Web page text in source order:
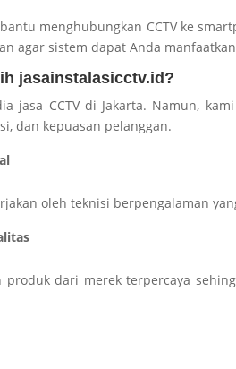
menghubungkan CCTV ke
agar sistem dapat Anda
jasainstalasicctv.id?
jasa CCTV di Jakarta. Namun,
dan kepuasan pelanggan.
oleh teknisi berpengalaman
produk dari merek terpercaya